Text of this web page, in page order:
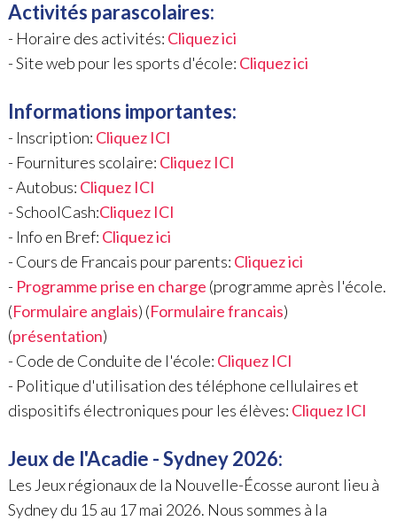
Activités parascolaires:
- Horaire des activités: Cliquez ici
- Site web pour les sports d'école: Cliquez ici
Informations importantes:
- Inscription: Cliquez ICI
- Fournitures scolaire: Cliquez ICI
- Autobus: Cliquez ICI
- SchoolCash:Cliquez ICI
- Info en Bref: Cliquez ici
- Cours de Francais pour parents: Cliquez ici
- Programme prise en charge (programme après l'école.
(Formulaire anglais) (Formulaire francais)
(présentation)
- Code de Conduite de l'école: Cliquez ICI
- Politique d'utilisation des téléphone cellulaires et
dispositifs électroniques pour les élèves: Cliquez ICI
Jeux de l'Acadie - Sydney 2026:
Les Jeux régionaux de la Nouvelle-Écosse auront lieu à
Sydney du 15 au 17 mai 2026. Nous sommes à la